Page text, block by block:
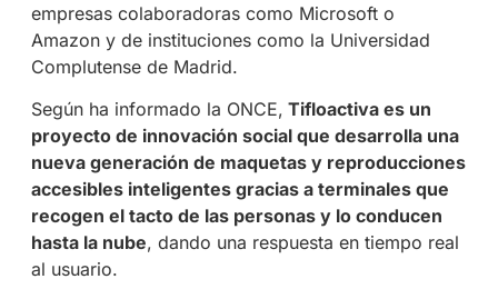
empresas colaboradoras como Microsoft o
Amazon y de instituciones como la Universidad
Complutense de Madrid.
Según ha informado la ONCE, Tifloactiva es un
proyecto de innovación social que desarrolla una
nueva generación de maquetas y reproducciones
accesibles inteligentes gracias a terminales que
recogen el tacto de las personas y lo conducen
hasta la nube, dando una respuesta en tiempo real
al usuario.